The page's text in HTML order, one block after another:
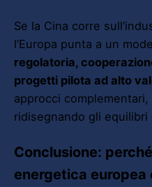
Se la Cina corre
l’Europa punta a un
regolatoria,
progetti pilota ad alto
approcci
ridisegnando gli
Conclusione:
energetica europea